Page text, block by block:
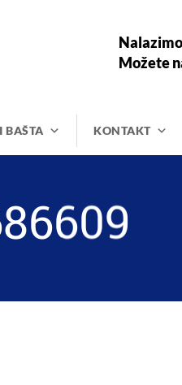
Možete
BAŠTA KONTAKT